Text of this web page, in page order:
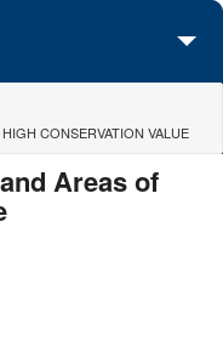
CONSERVATION VALUE
Areas of